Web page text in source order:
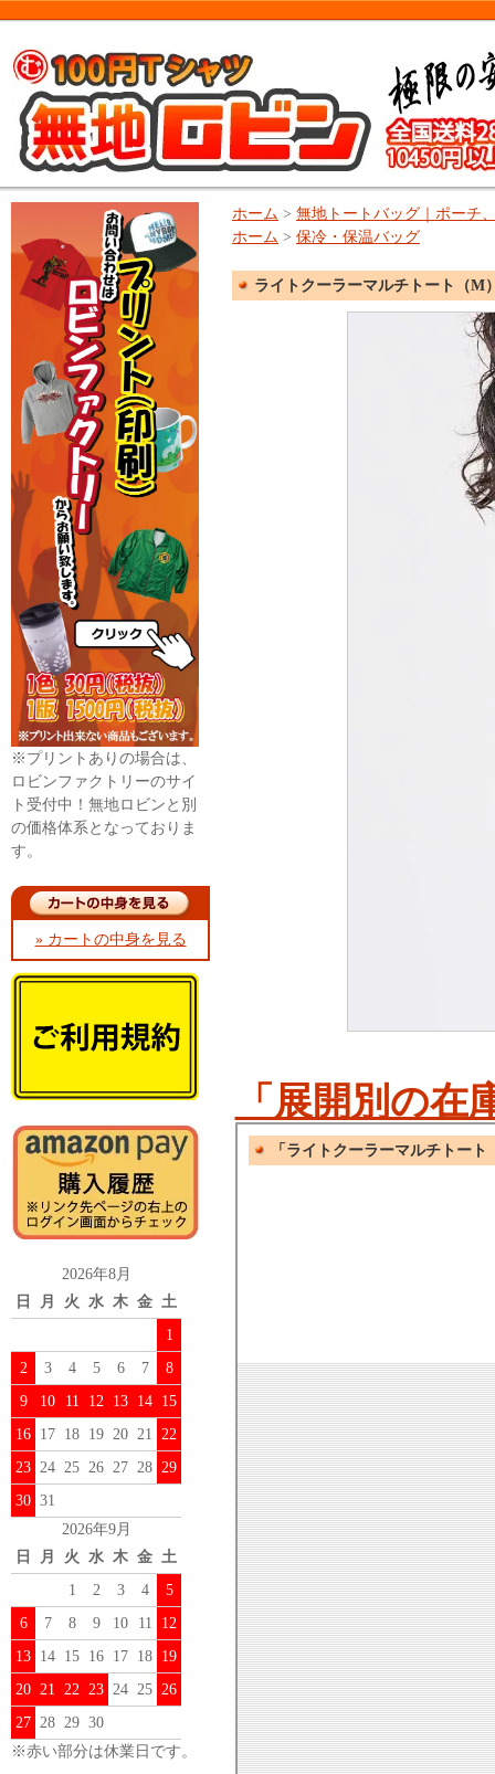
※プリントありの場合は、
ロビンファクトリーのサイ
ト受付中！無地ロビンと別
の価格体系となっておりま
す。
» カートの中身を見る
2026年8月
日
月 火 水 木 金 土
1
2
3 4 5 6 7
8
9
10 11 12 13 14 15
16 17 18 19 20 21 22
23 24 25 26 27 28 29
30 31
2026年9月
日
月 火 水 木 金 土
1
2 3 4
5
6
7 8 9 10 11
12
13 14 15 16 17 18 19
20 21 22 23 24 25 26
27 28 29 30
※赤い部分は休業日です。
ホーム > 無地トートバッグ｜ポーチ
ホーム > 保冷・保温バッグ
ライトクーラーマルチトート（M
「展開別の在